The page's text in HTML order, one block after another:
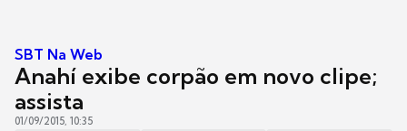
SBT Na Web
Anahí exibe corpão em novo clipe;
assista
01/09/2015, 10:35